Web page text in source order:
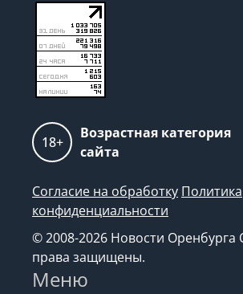
18+
Возрастная категория
сайта
Согласие на обработку Политика
конфиденциальности
© 2008-2026 Новости Оренбурга
права защищены.
Меню